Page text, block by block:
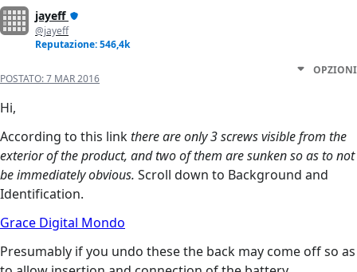
jayeff
@jayeff
Reputazione: 546,4k
POSTATO:7 MAR 2016
OPZIONI
Hi,
According to this linkthere are only 3 screws visible from the
exterior of the product, and two of them are sunken so as to not
be immediately obvious. Scroll down to Background and
Identification.
Grace Digital Mondo
Presumably if you undo these the back may come off so as